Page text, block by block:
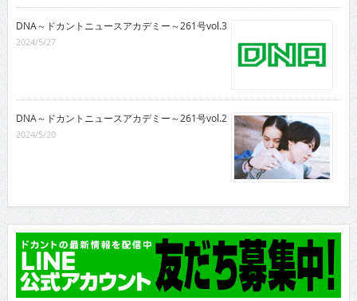
DNA～ドカントニュースアカデミー～261号vol.3
2024/5/27
DNA～ドカントニュースアカデミー～261号vol.2
2024/5/20